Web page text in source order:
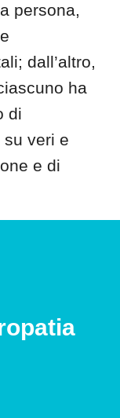
persona,
dall’altro,
ha
di
veri e
e di